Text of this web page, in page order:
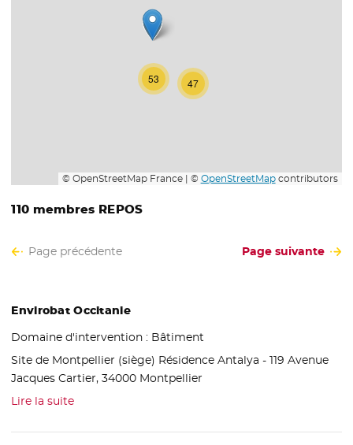
53 47
© OpenStreetMap France | © OpenStreetMapcontributors
110 membres REPOS
Page précédente Page suivante
Envirobat Occitanie
Domaine d'intervention : Bâtiment
Site de Montpellier (siège) Résidence Antalya - 119 Avenue
Jacques Cartier, 34000 Montpellier
Lire la suite